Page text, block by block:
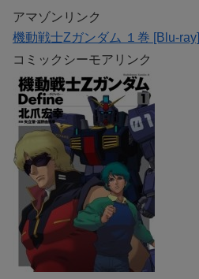
アマゾンリンク
機動戦士Zガンダム １巻 [Blu-ray]
コミックシーモアリンク